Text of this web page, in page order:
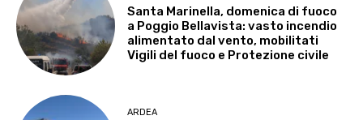
Santa Marinella, domenica di fuoco
a Poggio Bellavista: vasto incendio
alimentato dal vento, mobilitati
Vigili del fuoco e Protezione civile
ARDEA